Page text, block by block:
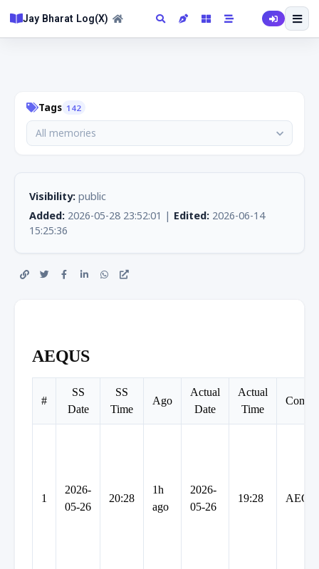
Jay Bharat Log(X)
Tags 142
All memories
Visibility: public
Added: 2026-05-28 23:52:01 | Edited: 2026-06-14
15:25:36
AEQUS
#
SS
Date
SS
Time
Ago
Actual
Date
Actual
Time
1
2026-
05-26
20:28
1h
ago
2026-
05-26
19:28